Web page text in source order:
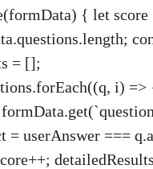
{ let score
= [];
i) =>
= userAnswer ===